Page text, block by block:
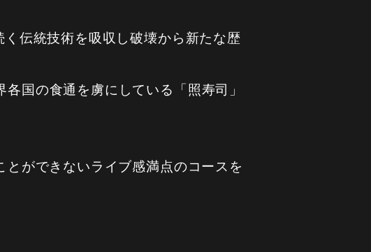
伝統技術を吸収し破壊から新たな歴
国の食通を虜にしている「照寿司」
ができないライブ感満点のコースを